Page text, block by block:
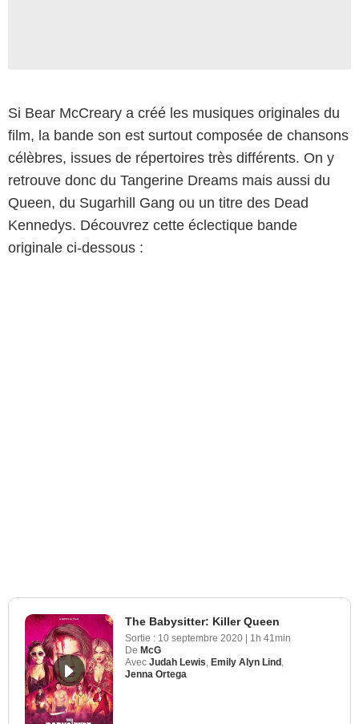
Si Bear McCreary a créé les musiques originales du
film, la bande son est surtout composée de chansons
célèbres, issues de répertoires très différents. On y
retrouve donc du Tangerine Dreams mais aussi du
Queen, du Sugarhill Gang ou un titre des Dead
Kennedys. Découvrez cette éclectique bande
originale ci-dessous :
The Babysitter: Killer Queen
Sortie : 10 septembre 2020 | 1h 41min
De McG
Avec Judah Lewis Emily Alyn Lind
Jenna Ortega